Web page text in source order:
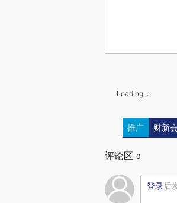
Loading...
推广 财新
评论区 0
登录后